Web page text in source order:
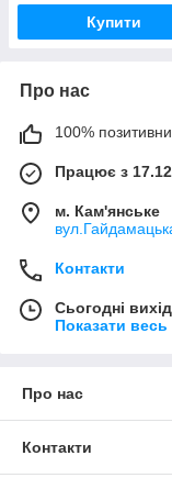
Купити
Про нас
100%
Працює з
м. Кам'янське
Контакти
Сьогодні
Показати
Про нас
Контакти